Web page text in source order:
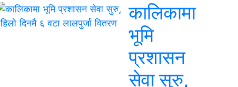
कालिकामा
भूमि
प्रशासन
सेवा सुरु,